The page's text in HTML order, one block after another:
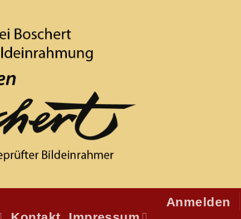
Anmelden